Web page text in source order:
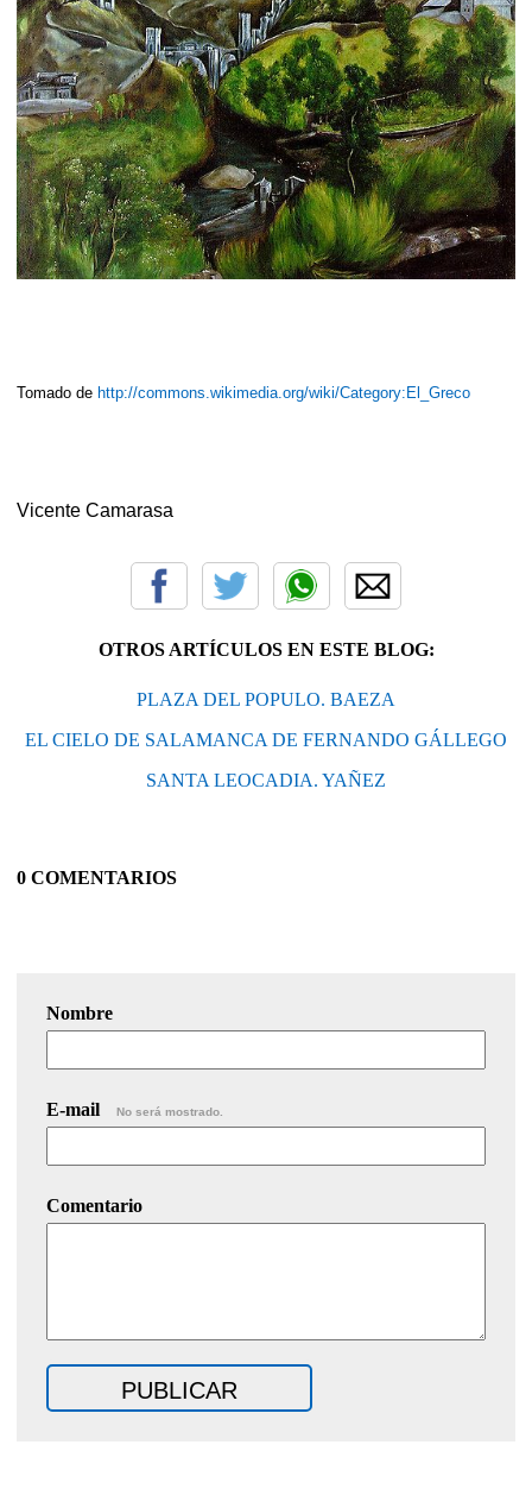
Tomado de http://commons.wikimedia.org/wiki/Category:El_Greco
Vicente Camarasa
OTROS ARTÍCULOS EN ESTE BLOG:
PLAZA DEL POPULO. BAEZA
EL CIELO DE SALAMANCA DE FERNANDO GÁLLEGO
SANTA LEOCADIA. YAÑEZ
0 COMENTARIOS
Nombre
E-mail No será mostrado.
Comentario